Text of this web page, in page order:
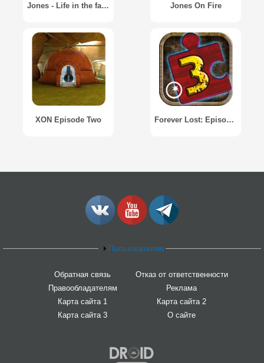
Jones - Life in the fast lane Jones On Fire
XON Episode Two Forever Lost: Episode 3 HD
Пользователям
Обратная связь
Отказ от ответственности
Правообладателям
Реклама
Карта сайта 1
Карта сайта 2
Карта сайта 3
О сайте